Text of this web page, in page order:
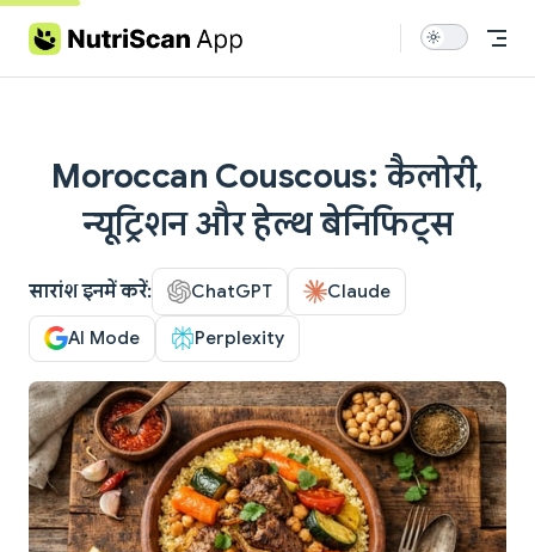
Skip to content
Moroccan Couscous: कैलोरी,
न्यूट्रिशन और हेल्थ बेनिफिट्स
सारांश इनमें करें: ChatGPT Claude
AI Mode Perplexity